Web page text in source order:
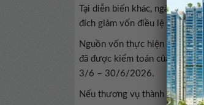
Tại diễn biến khác, ngày 25/5
đích giảm vốn điều lệ và/hoặc
Nguồn vốn thực hiện mua lại
đã được kiểm toán của công
3/6 – 30/6/2026.
Nếu thương vụ thành công,